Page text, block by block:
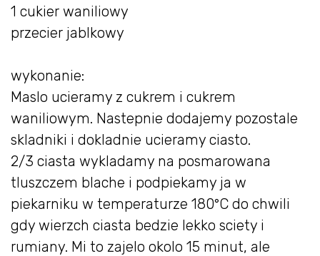
1 cukier waniliowy
przecier jablkowy
wykonanie:
Maslo ucieramy z cukrem i cukrem
waniliowym. Nastepnie dodajemy pozostale
skladniki i dokladnie ucieramy ciasto.
2/3 ciasta wykladamy na posmarowana
tluszczem blache i podpiekamy ja w
piekarniku w temperaturze 180°C do chwili
gdy wierzch ciasta bedzie lekko sciety i
rumiany. Mi to zajelo okolo 15 minut, ale